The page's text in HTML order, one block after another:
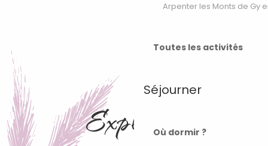
Arpenter les Monts de Gy
Toutes les activités
Séjourner
Où dormir ?
Explorer